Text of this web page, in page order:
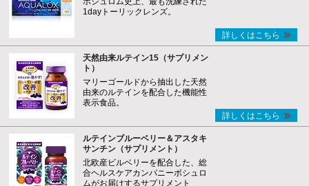
1dayトーリックレンズ。
詳しくはこちら
天然由来ルテイン15（サプリメン
ト）
マリーゴールドから抽出した天然
由来のルテインを配合した機能性
表示食品。
詳しくはこちら
ルテインブルーベリー＆アスタキ
サンチン（サプリメント）
北欧産ビルベリーを配合した、総
合ヘルスケアカンパニーボシュロ
ムがお届けするサプリメント